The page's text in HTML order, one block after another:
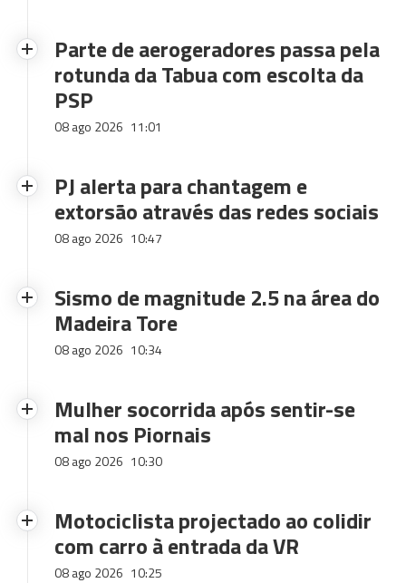
Parte de aerogeradores passa pela
rotunda da Tabua com escolta da
PSP
08 ago 2026 11:01
PJ alerta para chantagem e
extorsão através das redes sociais
08 ago 2026 10:47
Sismo de magnitude 2.5 na área do
Madeira Tore
08 ago 2026 10:34
Mulher socorrida após sentir-se
mal nos Piornais
08 ago 2026 10:30
Motociclista projectado ao colidir
com carro à entrada da VR
08 ago 2026 10:25